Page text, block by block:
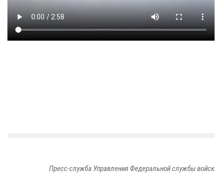
Пресс-служба Управления Федеральной службы войск